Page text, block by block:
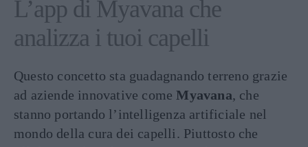
L’app di Myavana che
analizza i tuoi capelli
Questo concetto sta guadagnando terreno grazie
ad aziende innovative comeMyavana, che
stanno portando l’intelligenza artificiale nel
mondo della cura dei capelli. Piuttosto che